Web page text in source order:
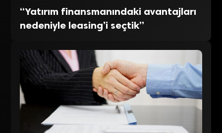
“Yatırım finansmanındaki avantajları
nedeniyle leasing’i seçtik”